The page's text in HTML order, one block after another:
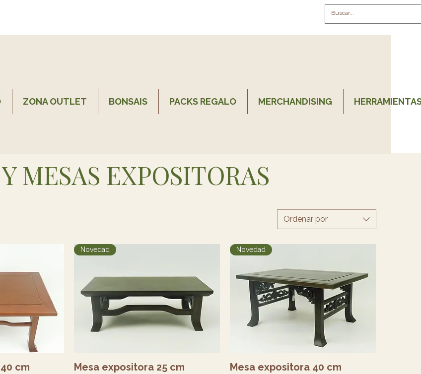
ZONA OUTLET BONSAIS PACKS REGALO MERCHANDISING
MESAS EXPOSITORAS
Ordenar por
cm
Vista rápida
Novedad
Mesa expositora 25 cm
Vista rápida
Novedad
Mesa expositora 40 cm